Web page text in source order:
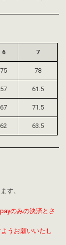
6 7
75 78
57 61.5
67 71.5
62 63.5
す。
のみの決済とさ
うお願いいたし